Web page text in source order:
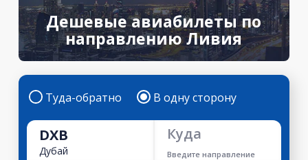
Дешевые авиабилеты по
направлению Ливия
Туда-обратно В одну сторону
DXB
Дубай
Куда
Введите направление